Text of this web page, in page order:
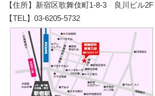
【住所】新宿区歌舞伎町1-8-3 良川ビル2F
【TEL】03-6205-5732